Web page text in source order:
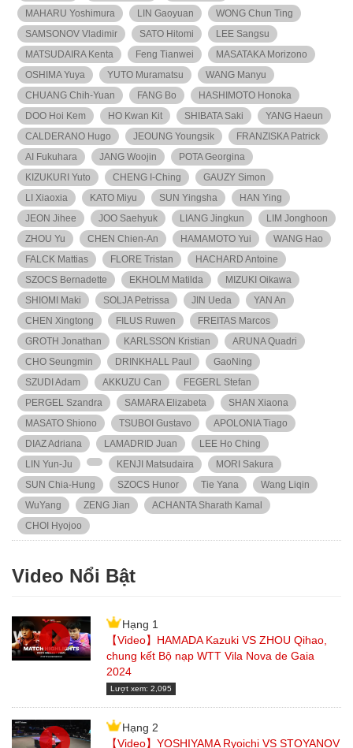
MAHARU Yoshimura
LIN Gaoyuan
WONG Chun Ting
SAMSONOV Vladimir
SATO Hitomi
LEE Sangsu
MATSUDAIRA Kenta
Feng Tianwei
MASATAKA Morizono
OSHIMA Yuya
YUTO Muramatsu
WANG Manyu
CHUANG Chih-Yuan
FANG Bo
HASHIMOTO Honoka
DOO Hoi Kem
HO Kwan Kit SHIBATA Saki
YANG Haeun
CALDERANO Hugo
JEOUNG Youngsik
FRANZISKA Patrick
AI Fukuhara
JANG Woojin
POTA Georgina
KIZUKURI Yuto
CHENG I-Ching
GAUZY Simon
LI Xiaoxia
KATO Miyu SUN Yingsha
HAN Ying
JEON Jihee
JOO Saehyuk LIANG Jingkun
LIM Jonghoon
ZHOU Yu
CHEN Chien-An HAMAMOTO Yui
WANG Hao
FALCK Mattias
FLORE Tristan
HACHARD Antoine
SZOCS Bernadette
EKHOLM Matilda
MIZUKI Oikawa
SHIOMI Maki
SOLJA Petrissa JIN Ueda
YAN An
CHEN Xingtong
FILUS Ruwen
FREITAS Marcos
GROTH Jonathan
KARLSSON Kristian
ARUNA Quadri
CHO Seungmin
DRINKHALL Paul
GaoNing
SZUDI Adam
AKKUZU Can
FEGERL Stefan
PERGEL Szandra
SAMARA Elizabeta
SHAN Xiaona
MASATO Shiono
TSUBOI Gustavo
APOLONIA Tiago
DIAZ Adriana
LAMADRID Juan
LEE Ho Ching
LIN Yun-Ju
KENJI Matsudaira
MORI Sakura
SUN Chia-Hung
SZOCS Hunor Tie Yana
Wang Liqin
WuYang
ZENG Jian
ACHANTA Sharath Kamal
CHOI Hyojoo
Video Nổi Bật
Hạng 1
【Video】HAMADA Kazuki VS ZHOU Qihao,
chung kết Bộ nạp WTT Vila Nova de Gaia
2024
Lượt xem: 2,095
Hạng 2
【Video】YOSHIYAMA Ryoichi VS STOYANOV